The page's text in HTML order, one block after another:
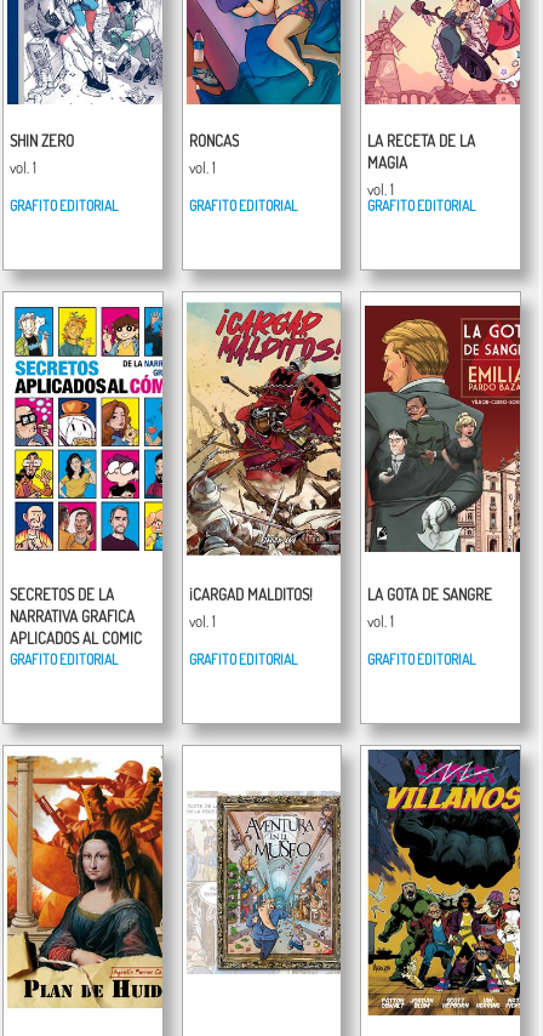
SHIN ZERO
vol. 1
GRAFITO EDITORIAL
RONCAS
vol. 1
GRAFITO EDITORIAL
LA RECETA DE LA
MAGIA
vol. 1
GRAFITO EDITORIAL
SECRETOS DE LA
NARRATIVA GRAFICA
APLICADOS AL COMIC
vol. 1
GRAFITO EDITORIAL
¡CARGAD MALDITOS!
vol. 1
GRAFITO EDITORIAL
LA GOTA DE SANGRE
vol. 1
GRAFITO EDITORIAL